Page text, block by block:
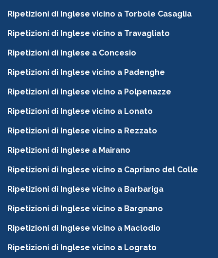
Ripetizioni di Inglese vicino a Torbole Casaglia
Ripetizioni di Inglese vicino a Travagliato
Ripetizioni di Inglese a Concesio
Ripetizioni di Inglese vicino a Padenghe
Ripetizioni di Inglese vicino a Polpenazze
Ripetizioni di Inglese vicino a Lonato
Ripetizioni di Inglese vicino a Rezzato
Ripetizioni di Inglese a Mairano
Ripetizioni di Inglese vicino a Capriano del Colle
Ripetizioni di Inglese vicino a Barbariga
Ripetizioni di Inglese vicino a Bargnano
Ripetizioni di Inglese vicino a Maclodio
Ripetizioni di Inglese vicino a Lograto